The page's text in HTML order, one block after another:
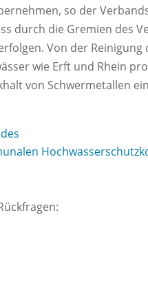
so der
durch die Gremien des
Von der
wie Erft und Rhein
von Schwermetallen